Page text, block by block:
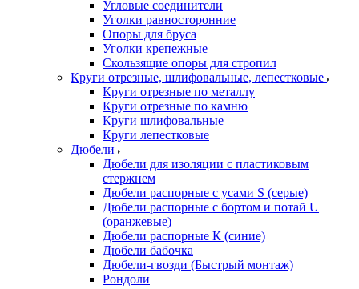
Угловые соединители
Уголки равносторонние
Опоры для бруса
Уголки крепежные
Скользящие опоры для стропил
Круги отрезные, шлифовальные, лепестковые
Круги отрезные по металлу
Круги отрезные по камню
Круги шлифовальные
Круги лепестковые
Дюбели
Дюбели для изоляции с пластиковым
стержнем
Дюбели распорные с усами S (серые)
Дюбели распорные c бортом и потай U
(оранжевые)
Дюбели распорные К (синие)
Дюбели бабочка
Дюбели-гвозди (Быстрый монтаж)
Рондоли